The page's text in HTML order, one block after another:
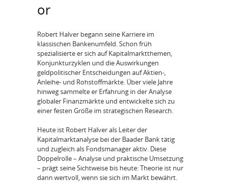
or
Robert Halver begann seine Karriere im
klassischen Bankenumfeld. Schon früh
spezialisierte er sich auf Kapitalmarktthemen,
Konjunkturzyklen und die Auswirkungen
geldpolitischer Entscheidungen auf Aktien-,
Anleihe- und Rohstoffmärkte. Über viele Jahre
hinweg sammelte er Erfahrung in der Analyse
globaler Finanzmärkte und entwickelte sich zu
einer festen Größe im strategischen Research.
Heute ist Robert Halver als Leiter der
Kapitalmarktanalyse bei der Baader Bank tätig
und zugleich als Fondsmanager aktiv. Diese
Doppelrolle – Analyse und praktische Umsetzung
– prägt seine Sichtweise bis heute: Theorie ist nur
dann wertvoll, wenn sie sich im Markt bewährt.